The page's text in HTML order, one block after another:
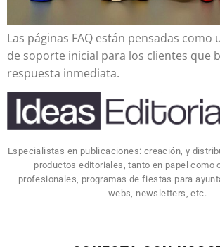
Las páginas FAQ están pensadas como
de soporte inicial para los clientes que
respuesta inmediata.
Especialistas en publicaciones: creación, y
productos editoriales, tanto en papel como
profesionales, programas de fiestas para
webs, newsletters, etc.